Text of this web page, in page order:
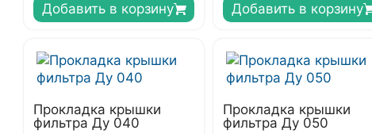
Добавить в корзину Добавить в корзину
Прокладка крышки
фильтра Ду 040
Прокладка крышки
фильтра Ду 050